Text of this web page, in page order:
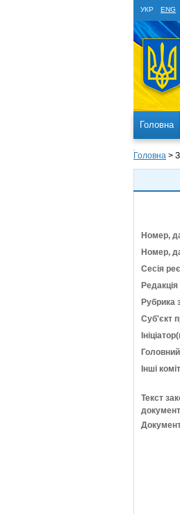
УКР ENG
Головна
Головна >
Номер,
Номер,
Сесія
Рубрика
Суб'єкт
Інші
Текст